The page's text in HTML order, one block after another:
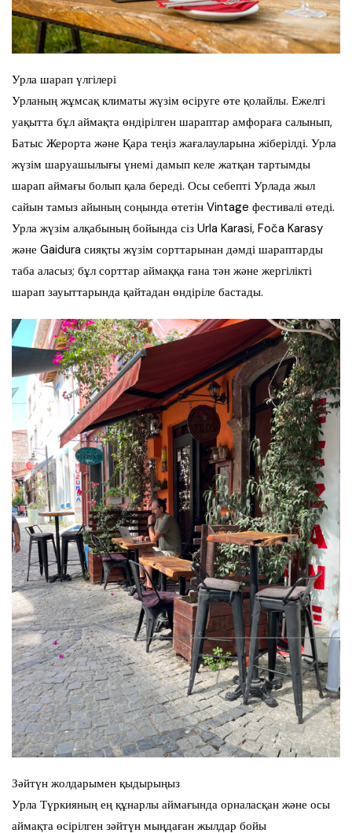
Урла шарап үлгілері
Урланың жұмсақ климаты жүзім өсіруге өте қолайлы. Ежелгі
уақытта бұл аймақта өндірілген шараптар амфораға салынып,
Батыс Жерорта және Қара теңіз жағалауларына жіберілді. Урла
жүзім шаруашылығы үнемі дамып келе жатқан тартымды
шарап аймағы болып қала береді. Осы себепті Урлада жыл
сайын тамыз айының соңында өтетін Vintage фестивалі өтеді.
Урла жүзім алқабының бойында сіз Urla Karasi, Foča Karasy
және Gaidura сияқты жүзім сорттарынан дәмді шараптарды
таба аласыз; бұл сорттар аймаққа ғана тән және жергілікті
шарап зауыттарында қайтадан өндіріле бастады.
Зәйтүн жолдарымен қыдырыңыз
Урла Түркияның ең құнарлы аймағында орналасқан және осы
аймақта өсірілген зәйтүн мыңдаған жылдар бойы